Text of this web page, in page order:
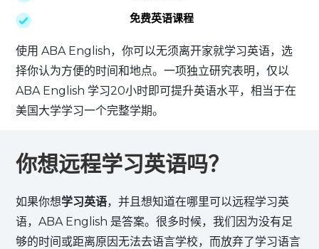
免费英语课程
使用 ABA English，你可以无须离开家就学习英语，选
择你认为方便的时间和地点。一项独立研究表明，仅以
ABA English 学习20小时即可提升英语水平，相当于在
美国大学学习一个完整学期。
你想远程学习英语吗？
如果你想学习英语，并且想知道在哪里可以远程学习英
语，ABA English 是答案。很多时候，我们因为没有足
够的时间或距离原因无法去语言学校，而放弃了学习语言